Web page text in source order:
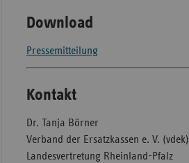
Download
Pressemitteilung
Kontakt
Dr. Tanja Börner
Verband der Ersatzkassen e. V. (vdek)
Landesvertretung Rheinland-Pfalz